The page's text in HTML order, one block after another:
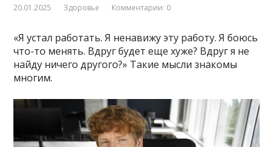
20.01.2025 Здоровье Комментарии: 0
«Я устал работать. Я ненавижу эту работу. Я боюсь
что-то менять. Вдруг будет еще хуже? Вдруг я не
найду ничего другого?» Такие мысли знакомы
многим.